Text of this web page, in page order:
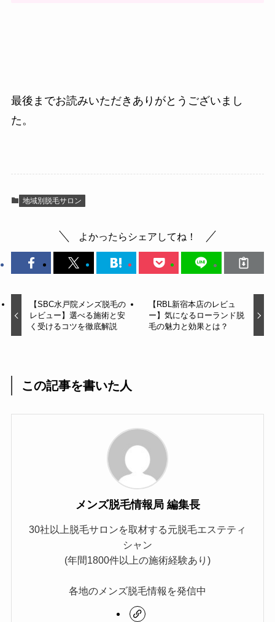
最後までお読みいただきありがとうございまし
た。
地域別脱毛サロン
よかったらシェアしてね！
【SBC水戸院メンズ脱毛の
レビュー】選べる施術と安
く受けるコツを徹底解説
【RBL新宿本店のレビュ
ー】気になるローランド脱
毛の魅力と効果とは？
この記事を書いた人
メンズ脱毛情報局 編集長
30社以上脱毛サロンを取材する元脱毛エステティ
シャン
(年間1800件以上の施術経験あり)
各地のメンズ脱毛情報を発信中